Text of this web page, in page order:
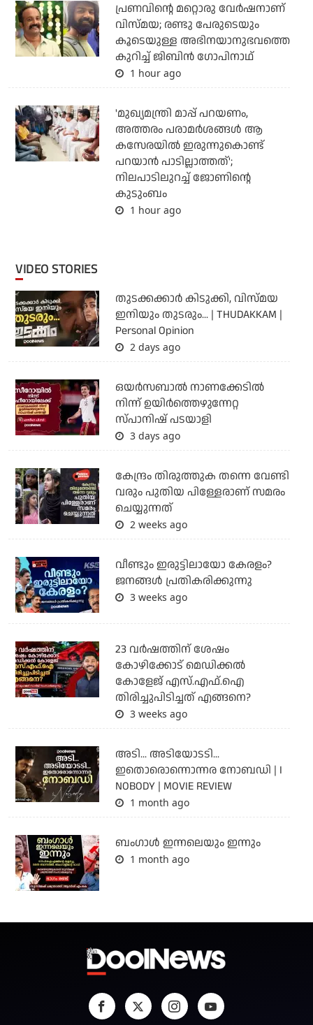
പ്രണവിന്റെ മറ്റൊരു വേർഷനാണ്
വിസ്മയ; രണ്ടു പേരുടെയും
കൂടെയുള്ള അഭിനയാനുഭവത്തെ
കുറിച്ച് ജിബിൻ ഗോപിനാഥ്
1 hour ago
'മുഖ്യമന്ത്രി മാപ്പ് പറയണം,
അത്തരം പരാമര്‍ശങ്ങള്‍ ആ
കസേരയില്‍ ഇരുന്നുകൊണ്ട്
പറയാന്‍ പാടില്ലാത്തത്';
നിലപാടിലുറച്ച് ജോണിന്റെ
കുടുംബം
1 hour ago
VIDEO STORIES
തുടക്കക്കാര്‍ കിടുക്കി, വിസ്മയ
ഇനിയും തുടരും... | THUDAKKAM |
Personal Opinion
2 days ago
ഒയര്‍സബാൽ നാണക്കേടിൽ
നിന്ന് ഉയിർത്തെഴുന്നേറ്റ
സ്പാനിഷ് പടയാളി
3 days ago
കേന്ദ്രം തിരുത്തുക തന്നെ വേണ്ടി
വരും പുതിയ പിള്ളേരാണ് സമരം
ചെയ്യുന്നത്
2 weeks ago
വീണ്ടും ഇരുട്ടിലായോ കേരളം?
ജനങ്ങൾ പ്രതികരിക്കുന്നു
3 weeks ago
23 വർഷത്തിന് ശേഷം
കോഴിക്കോട് മെഡിക്കൽ
കോളേജ് എസ്.എഫ്.ഐ
തിരിച്ചുപിടിച്ചത് എങ്ങനെ?
3 weeks ago
അടി... അടിയോടടി...
ഇതൊരൊന്നൊന്നര നോബഡി | I
NOBODY | MOVIE REVIEW
1 month ago
ബംഗാള്‍ ഇന്നലെയും ഇന്നും
1 month ago